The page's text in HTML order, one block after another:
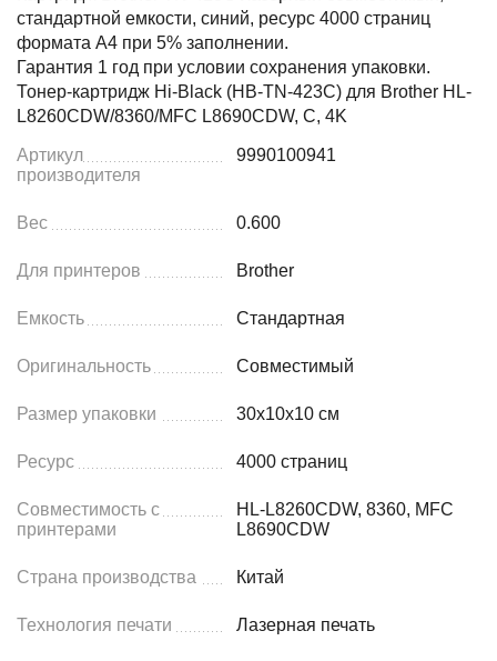
стандартной емкости, синий, ресурс 4000 страниц
формата А4 при 5% заполнении.
Гарантия 1 год при условии сохранения упаковки.
Тонер-картридж Hi-Black (HB-TN-423C) для Brother HL-
L8260CDW/8360/MFC L8690CDW, C, 4K
Артикул
производителя
9990100941
Вес 0.600
Для принтеров Brother
Емкость Стандартная
Оригинальность Совместимый
Размер упаковки 30x10x10 см
Ресурс 4000 страниц
Совместимость с
принтерами
HL-L8260CDW, 8360, MFC
L8690CDW
Страна производства Китай
Технология печати Лазерная печать